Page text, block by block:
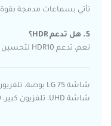
تأتي بسماعات مدمجة بقوة 20 واط.
5. هل تدعم HDR؟
نعم، تدعم HDR10 لتحسين جودة الصورة.
شاشة UHD، تلفزيون كبير، LG UR80، شاشة HDR10، LG TV 75 inch